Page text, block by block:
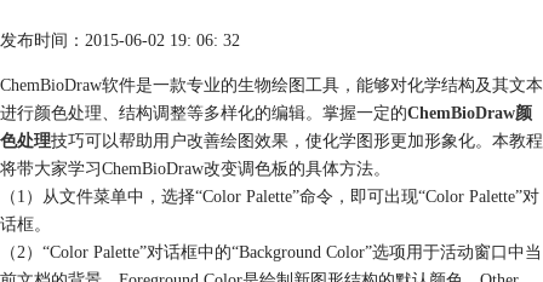
发布时间：2015-06-02 19: 06: 32
ChemBioDraw软件是一款专业的生物绘图工具，能够对化学结构及其文本
进行颜色处理、结构调整等多样化的编辑。掌握一定的ChemBioDraw颜
色处理技巧可以帮助用户改善绘图效果，使化学图形更加形象化。本教程
将带大家学习ChemBioDraw改变调色板的具体方法。
（1）从文件菜单中，选择“Color Palette”命令，即可出现“Color Palette”对
话框。
（2）“Color Palette”对话框中的“Background Color”选项用于活动窗口中当